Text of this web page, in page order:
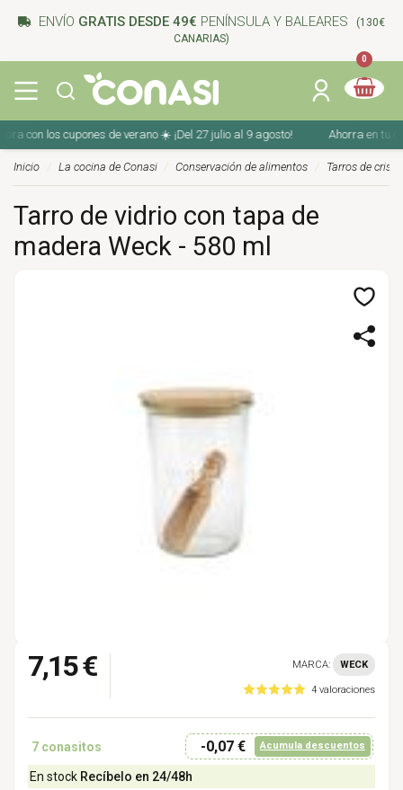
ENVÍO GRATIS DESDE 49€ PENÍNSULA Y BALEARES
(130€
CANARIAS)
0
los cupones de verano ☀️ ¡Del 27 julio al 9 agosto! Ahorra en tu
Inicio La cocina de Conasi Conservación de alimentos Tarros de cristal
Tarro de vidrio con tapa de
madera Weck - 580 ml
7,15 € MARCA: WECK
4 valoraciones
7 conasitos -0,07 € Acumula descuentos
En stock Recíbelo en 24/48h